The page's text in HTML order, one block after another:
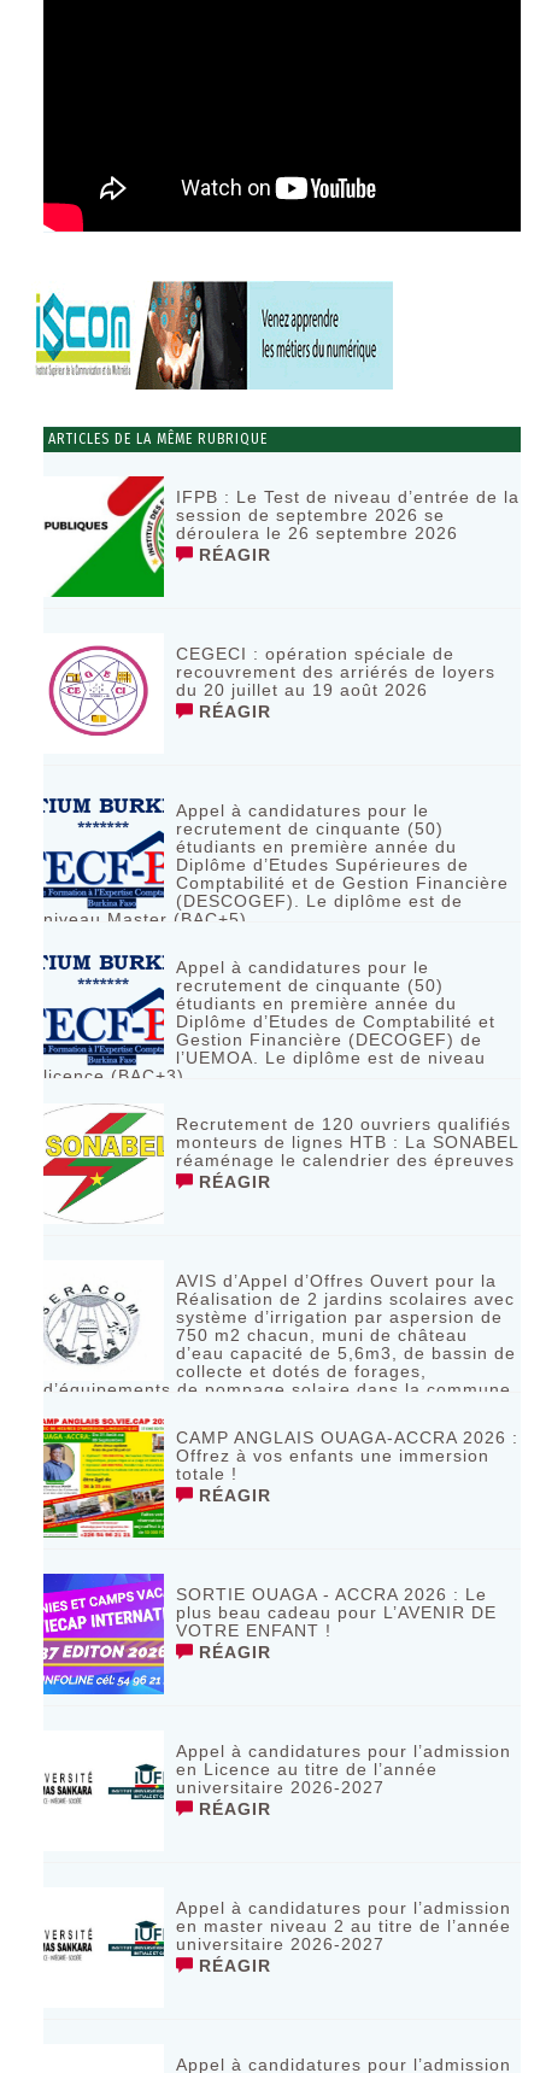
ARTICLES DE LA MÊME RUBRIQUE
IFPB : Le Test de niveau d’entrée de la
session de septembre 2026 se
déroulera le 26 septembre 2026
RÉAGIR
CEGECI : opération spéciale de
recouvrement des arriérés de loyers
du 20 juillet au 19 août 2026
RÉAGIR
Appel à candidatures pour le
recrutement de cinquante (50)
étudiants en première année du
Diplôme d’Etudes Supérieures de
Comptabilité et de Gestion Financière
(DESCOGEF). Le diplôme est de
niveau Master (BAC+5)
Appel à candidatures pour le
recrutement de cinquante (50)
étudiants en première année du
Diplôme d’Etudes de Comptabilité et
Gestion Financière (DECOGEF) de
l’UEMOA. Le diplôme est de niveau
licence (BAC+3)
Recrutement de 120 ouvriers qualifiés
monteurs de lignes HTB : La SONABEL
réaménage le calendrier des épreuves
RÉAGIR
AVIS d’Appel d’Offres Ouvert pour la
Réalisation de 2 jardins scolaires avec
système d’irrigation par aspersion de
750 m2 chacun, muni de château
d’eau capacité de 5,6m3, de bassin de
collecte et dotés de forages,
d’équipements de pompage solaire dans la commune
RÉAGIR
CAMP ANGLAIS OUAGA-ACCRA 2026 :
Offrez à vos enfants une immersion
totale !
RÉAGIR
SORTIE OUAGA - ACCRA 2026 : Le
plus beau cadeau pour L’AVENIR DE
VOTRE ENFANT !
RÉAGIR
Appel à candidatures pour l’admission
en Licence au titre de l’année
universitaire 2026-2027
RÉAGIR
Appel à candidatures pour l’admission
en master niveau 2 au titre de l’année
universitaire 2026-2027
RÉAGIR
Appel à candidatures pour l’admission